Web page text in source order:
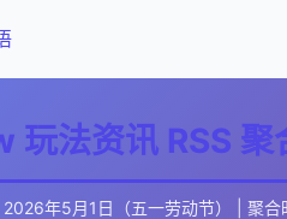
玩法资讯 RSS
2026年5月1日（五一劳动节） | 聚